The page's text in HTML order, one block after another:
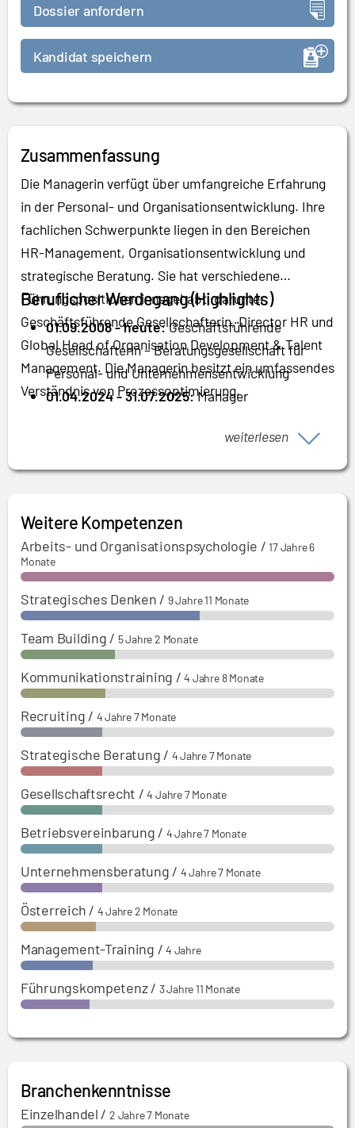
Dossier anfordern
Kandidat speichern
Zusammenfassung
Die Managerin verfügt über umfangreiche Erfahrung
in der Personal- und Organisationsentwicklung. Ihre
fachlichen Schwerpunkte liegen in den Bereichen
HR-Management, Organisationsentwicklung und
strategische Beratung. Sie hat verschiedene
Führungspositionen innegehabt, darunter
Geschäftsführende Gesellschafterin, Director HR und
Global Head of Organisation Development & Talent
Management. Die Managerin besitzt ein umfassendes
Verständnis von Prozessoptimierung,
Ihre Kompetenzen umfassen auch Assessment
Beruflicher Werdegang (Highlights)
01.09.2008 - heute:Geschäftsführende
Gesellschafterin – Beratungsgesellschaft für
Personal- und Unternehmensentwicklung
01.04.2024 - 31.07.2025:Manager
Director HR DACH &
weiterlesen
Weitere Kompetenzen
Arbeits- und Organisationspsychologie /17 Jahre 6
Monate
Strategisches Denken / 9 Jahre 11 Monate
Team Building / 5 Jahre 2 Monate
Kommunikationstraining /4 Jahre 8 Monate
Recruiting / 4 Jahre 7 Monate
Strategische Beratung / 4 Jahre 7 Monate
Gesellschaftsrecht /4 Jahre 7 Monate
Betriebsvereinbarung / 4 Jahre 7 Monate
Unternehmensberatung / 4 Jahre 7 Monate
Österreich / 4 Jahre 2 Monate
Management-Training /4 Jahre
Führungskompetenz/ 3 Jahre 11 Monate
Branchenkenntnisse
Einzelhandel / 2 Jahre 7 Monate